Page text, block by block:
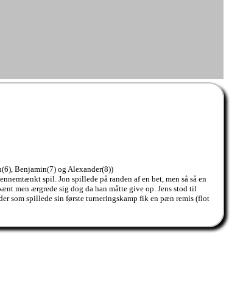
Benjamin(7) og Alexander(8))
spil. Jon spillede på randen af en bet, men så så en
men ærgrede sig dog da han måtte give op. Jens stod til
som spillede sin første turneringskamp fik en pæn remis (flot